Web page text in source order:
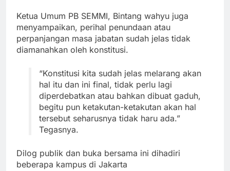
Ketua Umum PB SEMMI, Bintang wahyu juga
menyampaikan, perihal penundaan atau
perpanjangan masa jabatan sudah jelas tidak
diamanahkan oleh konstitusi.
“Konstitusi kita sudah jelas melarang akan
hal itu dan ini final, tidak perlu lagi
diperdebatkan atau bahkan dibuat gaduh,
begitu pun ketakutan-ketakutan akan hal
tersebut seharusnya tidak haru ada.”
Tegasnya.
Dilog publik dan buka bersama ini dihadiri
beberapa kampus di Jakarta